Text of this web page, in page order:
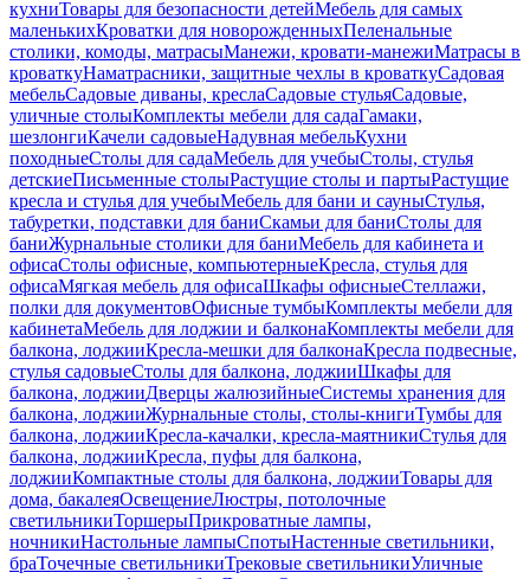
кухниТовары для безопасности детейМебель для самых
маленькихКроватки для новорожденныхПеленальные
столики, комоды, матрасыМанежи, кровати-манежиМатрасы в
кроваткуНаматрасники, защитные чехлы в кроваткуСадовая
мебельСадовые диваны, креслаСадовые стульяСадовые,
уличные столыКомплекты мебели для садаГамаки,
шезлонгиКачели садовыеНадувная мебельКухни
походныеСтолы для садаМебель для учебыСтолы, стулья
детскиеПисьменные столыРастущие столы и партыРастущие
кресла и стулья для учебыМебель для бани и сауныСтулья,
табуретки, подставки для баниСкамьи для баниСтолы для
баниЖурнальные столики для баниМебель для кабинета и
офисаСтолы офисные, компьютерныеКресла, стулья для
офисаМягкая мебель для офисаШкафы офисныеСтеллажи,
полки для документовОфисные тумбыКомплекты мебели для
кабинетаМебель для лоджии и балконаКомплекты мебели для
балкона, лоджииКресла-мешки для балконаКресла подвесные,
стулья садовыеСтолы для балкона, лоджииШкафы для
балкона, лоджииДверцы жалюзийныеСистемы хранения для
балкона, лоджииЖурнальные столы, столы-книгиТумбы для
балкона, лоджииКресла-качалки, кресла-маятникиСтулья для
балкона, лоджииКресла, пуфы для балкона,
лоджииКомпактные столы для балкона, лоджииТовары для
дома, бакалеяОсвещениеЛюстры, потолочные
светильникиТоршерыПрикроватные лампы,
ночникиНастольные лампыСпотыНастенные светильники,
браТочечные светильникиТрековые светильникиУличные